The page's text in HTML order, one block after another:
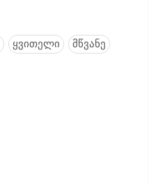
ყვითელი
მწვანე